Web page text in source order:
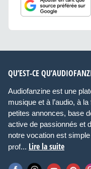
QU’EST-CE
Audiofanzine est une
musique et à l’audio, à
petites annonces, base
active de passionnés et
notre vocation est
prof... Lire la suite